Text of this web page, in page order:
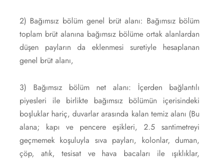
2) Bağımsız bölüm genel brüt alanı: Bağımsız bölüm
toplam brüt alanına bağımsız bölüme ortak alanlardan
düşen payların da eklenmesi suretiyle hesaplanan
genel brüt alanı,
3) Bağımsız bölüm net alanı: İçerden bağlantılı
piyesleri ile birlikte bağımsız bölümün içerisindeki
boşluklar hariç, duvarlar arasında kalan temiz alanı (Bu
alana; kapı ve pencere eşikleri, 2.5 santimetreyi
geçmemek koşuluyla sıva payları, kolonlar, duman,
çöp, atık, tesisat ve hava bacaları ile ışıklıklar,